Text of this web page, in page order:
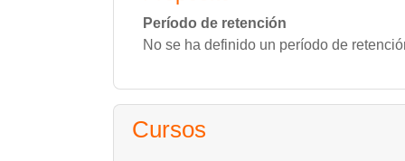
Período de retención
No se ha definido un período de
Cursos